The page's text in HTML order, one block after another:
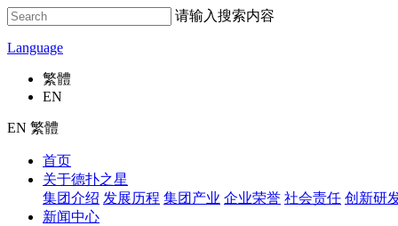
请输入搜索内容
Language
繁體
EN
EN 繁體
首页
关于德扑之星
集团介绍 发展历程 集团产业 企业荣誉 社会责任 创新研
新闻中心